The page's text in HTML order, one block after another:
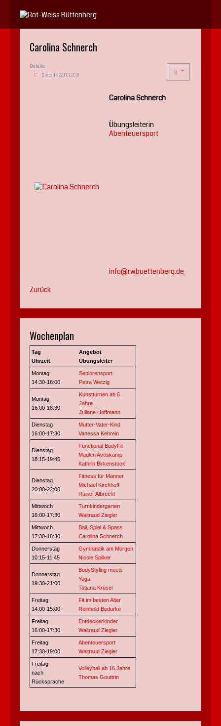
Carolina Schnerch
Details
Erstellt: 22.03.2021
Carolina Schnerch
Übungsleiterin
Abenteuersport
info@rwbuettenberg.de
Zurück
Wochenplan
Tag
Uhrzeit
Angebot
Übungsleiter
Montag
14:30-16:00
Seniorensport
Petra Wetzig
Montag
16:00-18:30
Kunstturnen ab 6
Jahre
Juliane Hoffmann
Dienstag
16:00-17:30
Mutter-Vater-Kind
Vanessa Kehrein
Dienstag
18:15-19:45
Functional BodyFit
Madlen Aveskamp
Kathrin Birkenstock
Dienstag
20:00-22:00
Fitness für Männer
Michael Kirchhoff
Rainer Albrecht
Mittwoch
16:00-17:30
Turnkindergarten
Waltraud Ziegler
Mittwoch
17:30-18:30
Ball, Spiel & Spass
Carolina Schnerch
Donnerstag
10:15-11:45
Gymnastik am Morgen
Nicole Spilker
Donnerstag
19:30-21:00
BodyStyling meets
Yoga
Tatjana Krüsel
Freitag
14:00-15:00
Fit im besten Alter
Reinhold Bedurke
Freitag
16:00-17:30
Entdeckerkinder
Waltraud Ziegler
Freitag
17:30-19:00
Abenteuersport
Waltraud Ziegler
Freitag
nach
Rücksprache
Volleyball ab 16 Jahre
Thomas Gouttrin